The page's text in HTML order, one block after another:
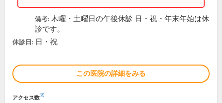
備考: 木曜・土曜日の午後休診 日・祝・年末年始は休
診です。
休診日: 日・祝
この医院の詳細をみる
アクセス数※